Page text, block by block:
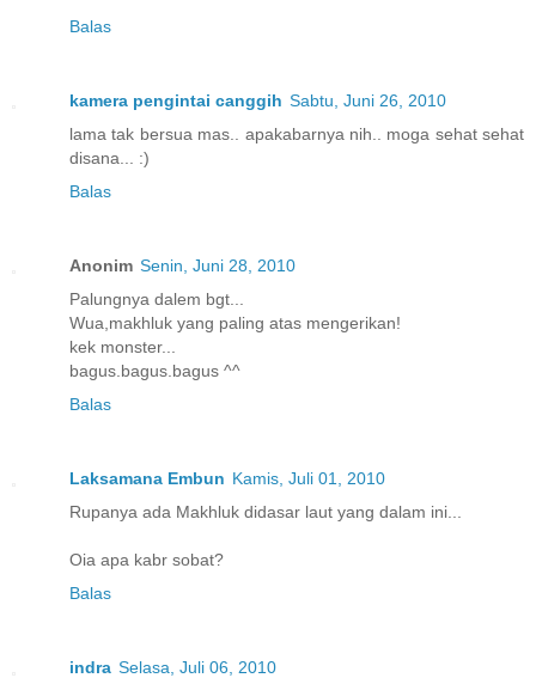
Balas
kamera pengintai canggih Sabtu, Juni 26, 2010
lama tak bersua mas.. apakabarnya nih.. moga sehat sehat
disana... :)
Balas
Anonim Senin, Juni 28, 2010
Palungnya dalem bgt...
Wua,makhluk yang paling atas mengerikan!
kek monster...
bagus.bagus.bagus ^^
Balas
Laksamana Embun Kamis, Juli 01, 2010
Rupanya ada Makhluk didasar laut yang dalam ini...
Oia apa kabr sobat?
Balas
indra Selasa, Juli 06, 2010